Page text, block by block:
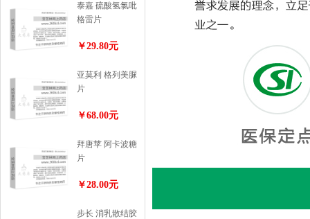
泰嘉 硫酸氢氯吡
格雷片
￥29.80元
亚莫利 格列美脲
片
￥68.00元
拜唐苹 阿卡波糖
片
￥28.00元
步长 消乳散结胶